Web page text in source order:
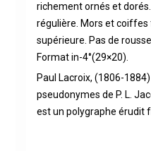
richement ornés et
régulière. Mors et
supérieure. Pas de
Format in-4°(29×20).
Paul Lacroix, (1806-
pseudonymes de P. L.
est un polygraphe érudit